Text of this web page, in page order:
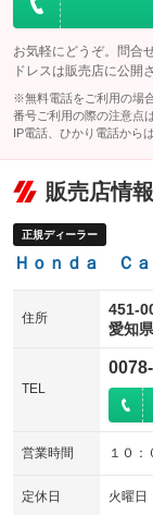
お気軽にどうぞ。問合
ドレスは販売店に公開
※無料電話をご利用の場
番号ご利用の際の注意点
IP電話、ひかり電話から
販売店情報
正規ディーラー
Ｈｏｎｄａ Ｃ
住所
451-
愛知
TEL
営業時間 １０：
定休日 火曜日